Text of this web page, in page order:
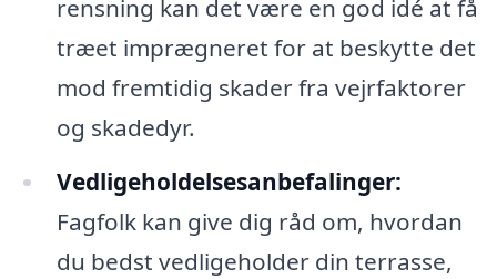
rensning kan det være en god idé at få
træet imprægneret for at beskytte det
mod fremtidig skader fra vejrfaktorer
og skadedyr.
Vedligeholdelsesanbefalinger:
Fagfolk kan give dig råd om, hvordan
du bedst vedligeholder din terrasse,